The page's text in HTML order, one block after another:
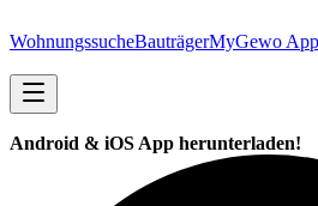
WohnungssucheBauträgerMyGewo App
Android & iOS App herunterladen!